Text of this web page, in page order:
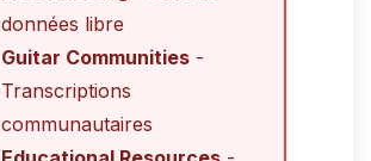
données libre
Guitar Communities -
Transcriptions
communautaires